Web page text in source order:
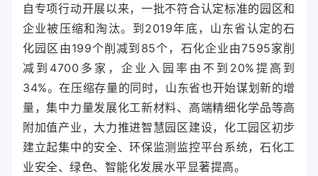
自专项行动开展以来，一批不符合认定标准的园区和
企业被压缩和淘汰。到2019年底，山东省认定的石
化园区由199个削减到85个，石化企业由7595家削
减到4700多家，企业入园率由不到20%提高到
34%。在压缩存量的同时，山东省也开始谋划新的增
量，集中力量发展化工新材料、高端精细化学品等高
附加值产业，大力推进智慧园区建设，化工园区初步
建立起集中的安全、环保监测监控平台系统，石化工
业安全、绿色、智能化发展水平显著提高。